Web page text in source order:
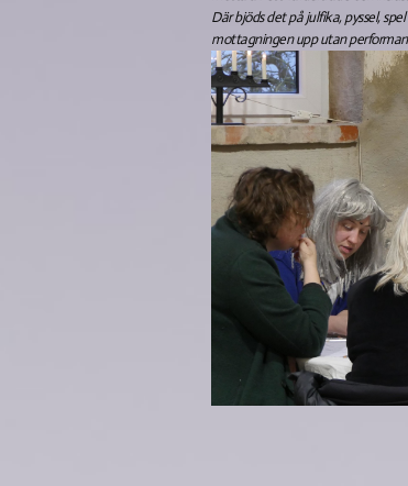
Där bjöds det på julfika, pyssel,
mottagningen upp utan